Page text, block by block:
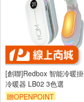
[創聯]Redbox 智能冷暖
冷暖器 LB02 3色選
贈OPENPOINT